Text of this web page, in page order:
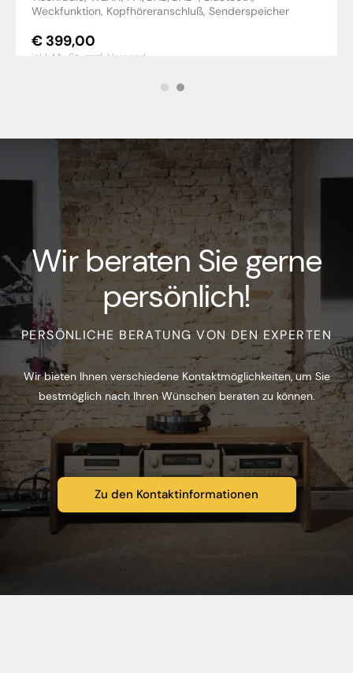
Weckfunktion, Kopfhöreranschluß, Senderspeicher
€ 399,00
inkl. MwSt., zzgl. Versand
Wir beraten Sie gerne
persönlich!
PERSÖNLICHE BERATUNG VON DEN EXPERTEN
Wir bieten Ihnen verschiedene Kontaktmöglichkeiten, um Sie
bestmöglich nach Ihren Wünschen beraten zu können.
Zu den Kontaktinformationen